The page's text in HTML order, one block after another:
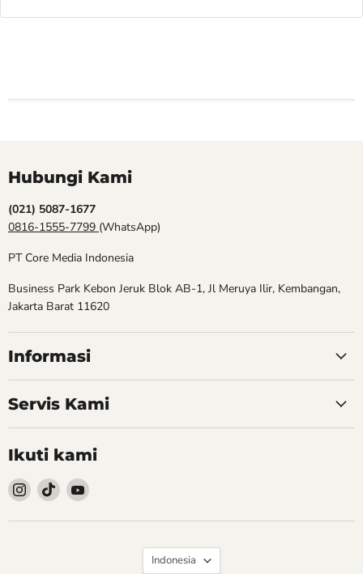
Hubungi Kami
(021) 5087-1677
0816-1555-7799 (WhatsApp)
PT Core Media Indonesia
Business Park Kebon Jeruk Blok AB-1, Jl Meruya Ilir, Kembangan,
Jakarta Barat 11620
Informasi
Servis Kami
Ikuti kami
Follow
kami
Instagram
Follow
kami
TikTok
Follow
YouTube
Bahasa
Indonesia